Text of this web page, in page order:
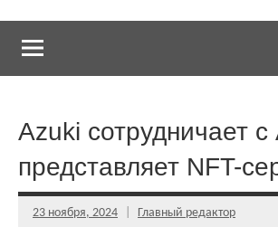
Azuki сотрудничает
представляет NFT-
23 ноября, 2024 Главный редактор